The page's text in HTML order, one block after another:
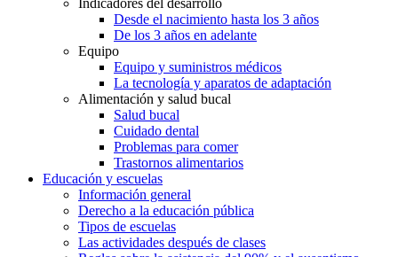
Desde el nacimiento hasta los 3 años
De los 3 años en adelante
Equipo
Equipo y suministros médicos
La tecnología y aparatos de adaptación
Alimentación y salud bucal
Salud bucal
Cuidado dental
Problemas para comer
Trastornos alimentarios
Educación y escuelas
Información general
Derecho a la educación pública
Tipos de escuelas
Las actividades después de clases